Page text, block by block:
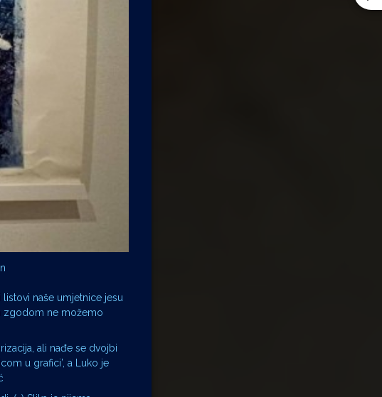
naše umjetnice jesu
zgodom ne možemo
ali nađe se dvojbi
u grafici’, a Luko je